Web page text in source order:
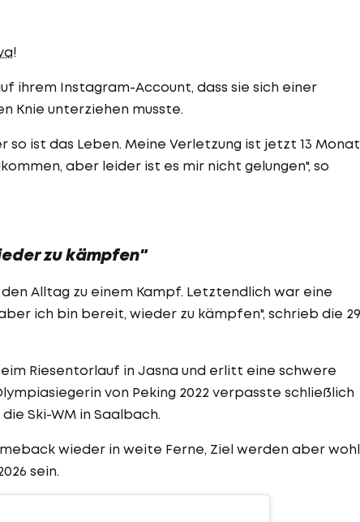
!
ihrem Instagram-Account, dass sie sich einer
Knie unterziehen musste.
so ist das Leben. Meine Verletzung ist jetzt 13
aber leider ist es mir nicht gelungen", so
zu kämpfen"
Alltag zu einem Kampf. Letztendlich war eine
ich bin bereit, wieder zu kämpfen", schrieb die
Riesentorlauf in Jasna und erlitt eine schwere
von Peking 2022 verpasste schließlich
Ski-WM in Saalbach.
wieder in weite Ferne, Ziel werden aber wohl
sein.